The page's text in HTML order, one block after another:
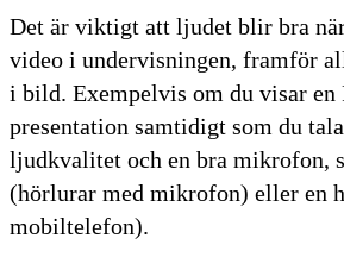
Det är viktigt att ljudet blir bra
video i undervisningen, framför
i bild. Exempelvis om du visar en
presentation samtidigt som du
ljudkvalitet och en bra mikrofon,
(hörlurar med mikrofon) eller en
mobiltelefon).